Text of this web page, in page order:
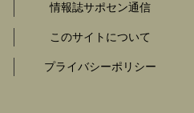
情報誌サポセン通信
このサイトについて
プライバシーポリシー